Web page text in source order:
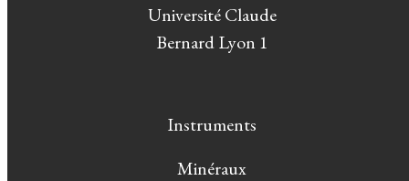
Université Claude
Bernard Lyon 1
Instruments
Minéraux